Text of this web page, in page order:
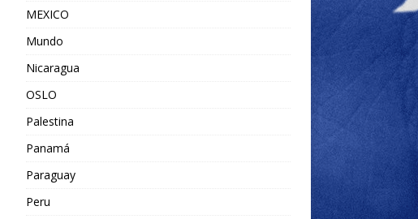
MEXICO
Mundo
Nicaragua
OSLO
Palestina
Panamá
Paraguay
Peru